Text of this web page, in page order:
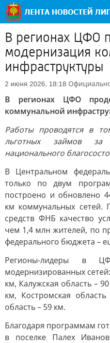
В регионах ЦФО
модернизация
инфраструктуры
2 июня 2026, 18:18
В регионах ЦФО
коммунальной
Работы проводятся в
льготных займов
национального
В Центральном
только по двум
построено и обновлено
км коммунальных сетей.
средств ФНБ качество
чем 1,4 млн жителей, по
федерального бюджета –
Регионы-лидеры в
модернизированных
км, Калужская область –
км, Костромская
область – 59 км.
Благодаря программам
в поселке Палех